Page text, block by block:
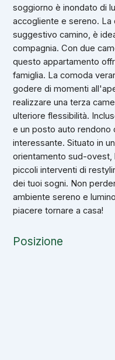
soggiorno è inondato di
accogliente e sereno. La
suggestivo camino, è
compagnia. Con due
questo appartamento
famiglia. La comoda
godere di momenti
realizzare una terza
ulteriore flessibilità.
e un posto auto rendono
interessante. Situato in
orientamento sud-
piccoli interventi di
dei tuoi sogni. Non
ambiente sereno e
piacere tornare a casa!
Posizione